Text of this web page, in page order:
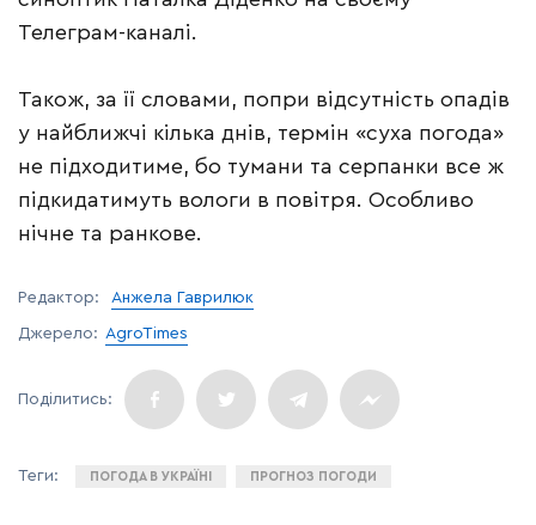
Телеграм-каналі.
Також, за її словами, попри відсутність опадів
у найближчі кілька днів, термін «суха погода»
не підходитиме, бо тумани та серпанки все ж
підкидатимуть вологи в повітря. Особливо
нічне та ранкове.
Редактор: Анжела Гаврилюк
Джерело: AgroTimes
ПОГОДА В УКРАЇНІ ПРОГНОЗ ПОГОДИ